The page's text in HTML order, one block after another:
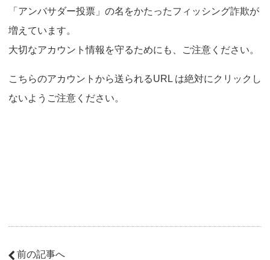
「アンバサダー投票」の名をかたったフィッシング詐欺が
増えています。
大切なアカウント情報を守るためにも、ご注意ください。
こちらのアカウントから送られるURL は絶対にクリックし
ないようご注意ください。
前の記事へ